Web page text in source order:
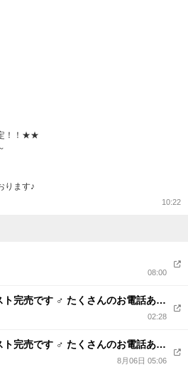
！！★★
ります♪
10:22
08:00
♂ たくさんのお電話ありがとうございました
02:28
♂ たくさんのお電話ありがとうございました
8月06日 05:06